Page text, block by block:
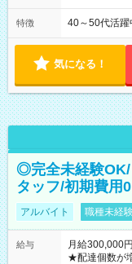
特徴 40～50代活躍
気になる！
◎完全未経験OK/
タッフ/初期費用
アルバイト 職種未経
給与
月給300,000
★配達個数が